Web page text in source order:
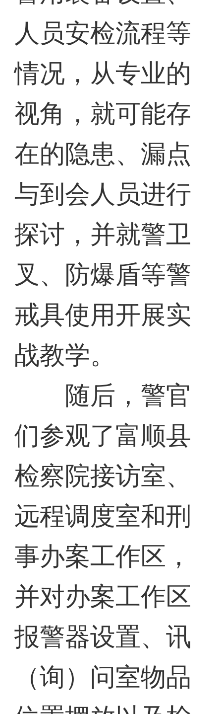
人员安检流程等
情况，从专业的
视角，就可能存
在的隐患、漏点
与到会人员进行
探讨，并就警卫
叉、防爆盾等警
戒具使用开展实
战教学。
随后，警官
们参观了富顺县
检察院接访室、
远程调度室和刑
事办案工作区，
并对办案工作区
报警器设置、讯
（询）问室物品